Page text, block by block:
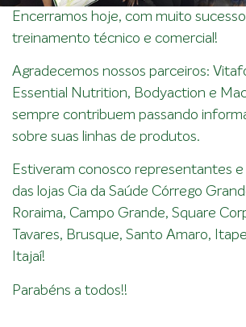
Encerramos hoje, com muito
treinamento técnico e comercial!
Agradecemos nossos parceiros:
Essential Nutrition, Bodyaction e
sempre contribuem passando
sobre suas linhas de produtos.
Estiveram conosco representantes
das lojas Cia da Saúde Córrego
Roraima, Campo Grande, Square
Tavares, Brusque, Santo Amaro,
Itajaí!
Parabéns a todos!!